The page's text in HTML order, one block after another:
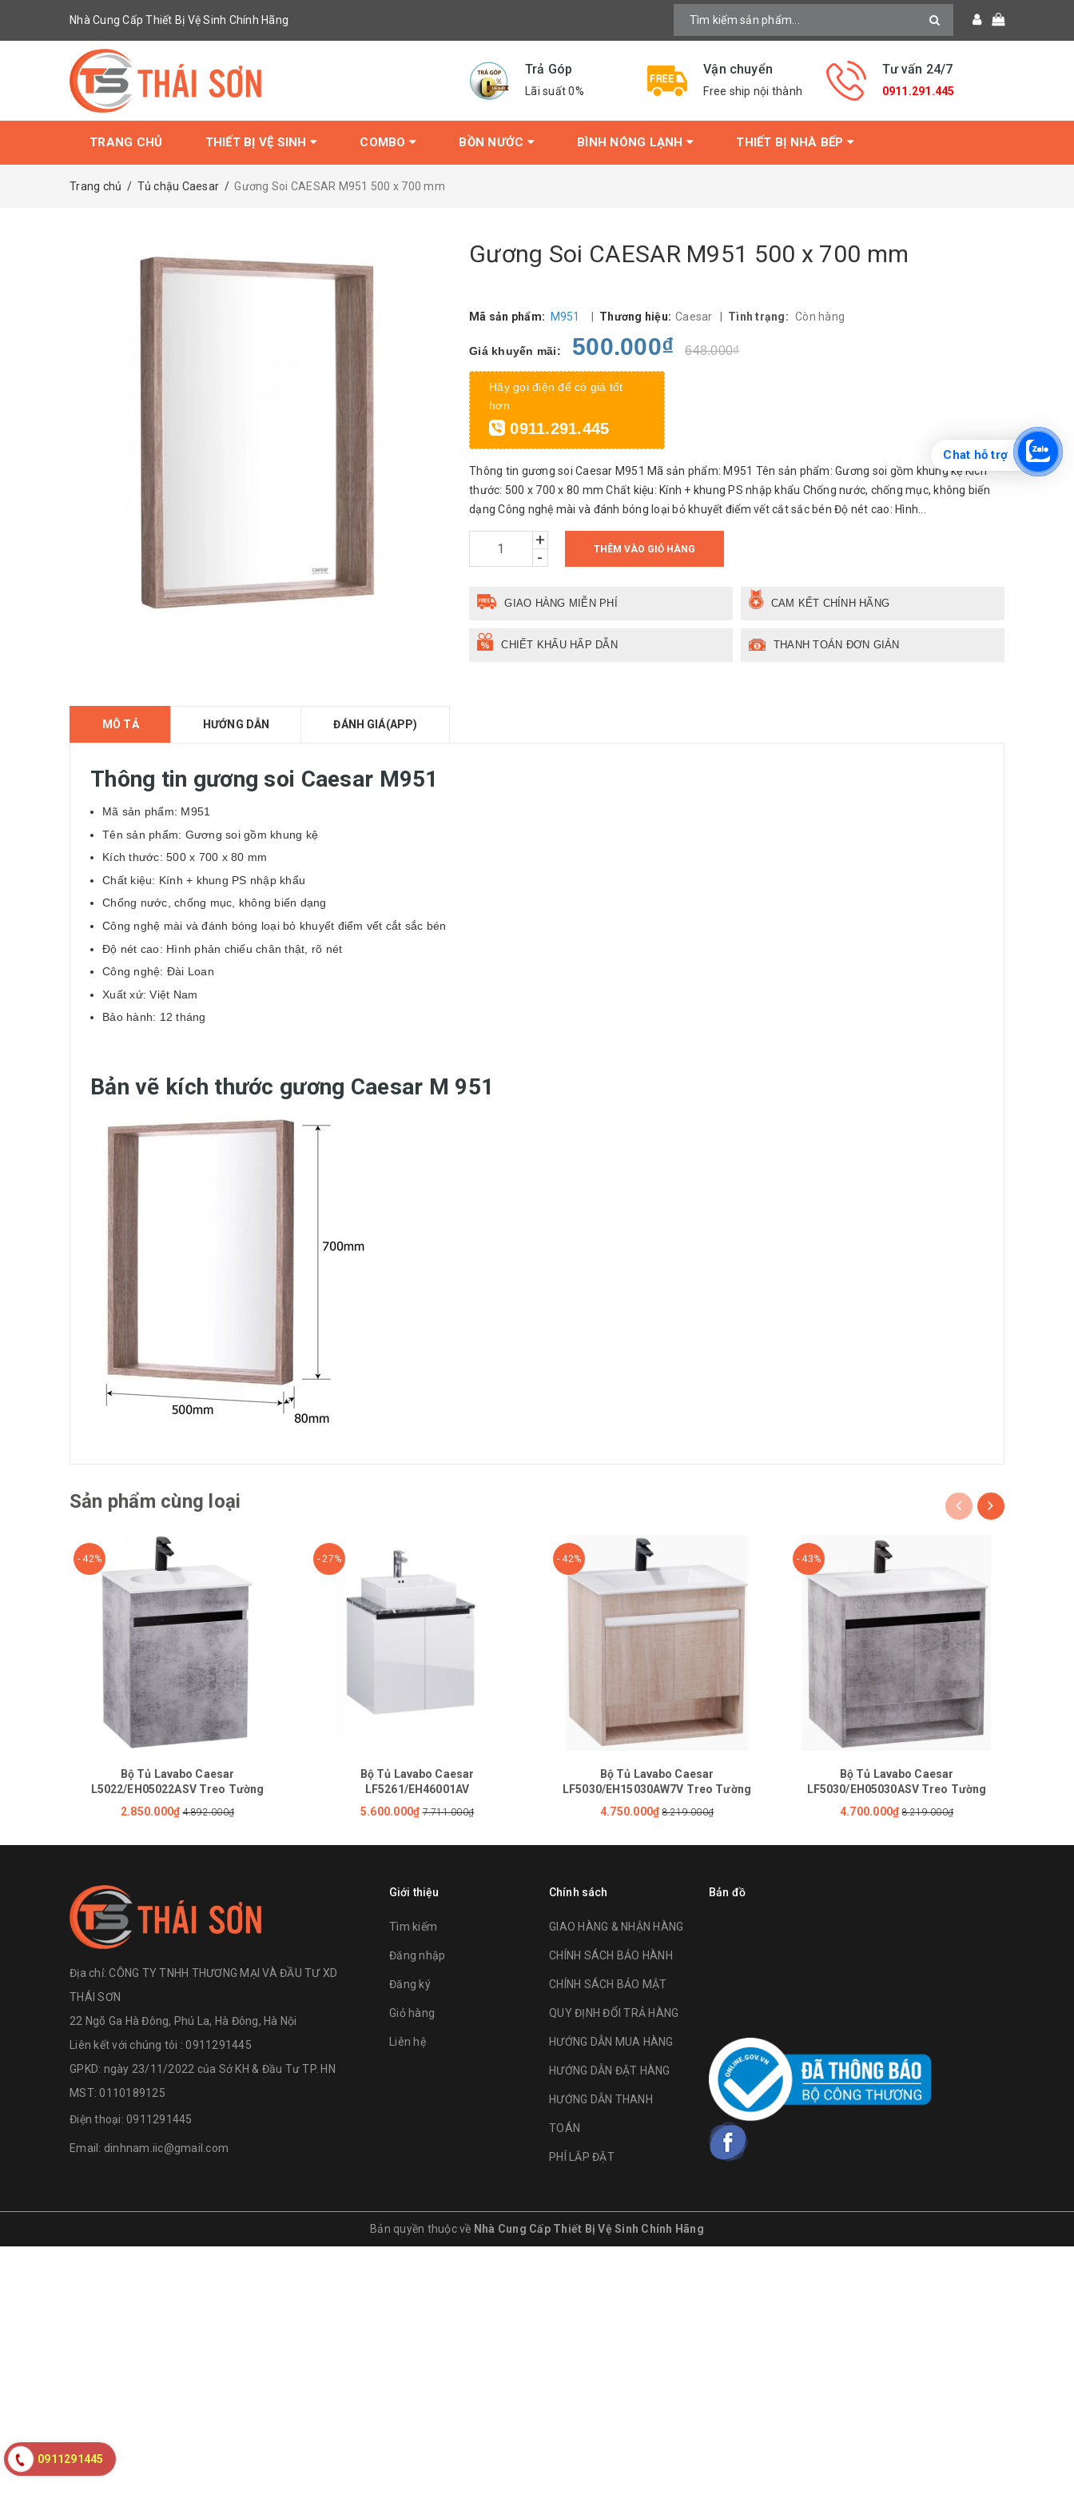
Nhà Cung Cấp Thiết Bị Vệ Sinh Chính Hãng
Trả Góp
Lãi suất 0%
Vận chuyển
Free ship nội thành
Tư vấn 24/7
0911.291.445
TRANG CHỦ THIẾT BỊ VỆ SINH COMBO BỒN NƯỚC BÌNH NÓNG LẠNH THIẾT BỊ NHÀ BẾP
Trang chủ / Tủ chậu Caesar / Gương Soi CAESAR M951 500 x 700 mm
Gương Soi CAESAR M951 500 x 700 mm
Mã sản phẩm: M951 Thương hiệu: Caesar Tình trạng: Còn hàng
Giá khuyến mãi: 500.000₫ 648.000₫
Hãy gọi điện để có giá tốt
hơn
0911.291.445
Thông tin gương soi Caesar M951 Mã sản phẩm: M951 Tên sản phẩm: Gương soi gồm khung kệ Kích
thước: 500 x 700 x 80 mm Chất kiệu: Kính + khung PS nhập khẩu Chống nước, chống mục, không biến
dạng Công nghệ mài và đánh bóng loại bỏ khuyết điểm vết cắt sắc bén Độ nét cao: Hình...
+
-
THÊM VÀO GIỎ HÀNG
GIAO HÀNG MIỄN PHÍ CAM KẾT CHÍNH HÃNG
CHIẾT KHẤU HẤP DẪN THANH TOÁN ĐƠN GIẢN
MÔ TẢ HƯỚNG DẪN ĐÁNH GIÁ(APP)
Thông tin gương soi Caesar M951
Mã sản phẩm: M951
Tên sản phẩm: Gương soi gồm khung kệ
Kích thước: 500 x 700 x 80 mm
Chất kiệu: Kính + khung PS nhập khẩu
Chống nước, chống mục, không biến dạng
Công nghệ mài và đánh bóng loại bỏ khuyết điểm vết cắt sắc bén
Độ nét cao: Hình phản chiếu chân thật, rõ nét
Công nghệ: Đài Loan
Xuất xứ: Việt Nam
Bảo hành: 12 tháng
Bản vẽ kích thước gương Caesar M 951
Sản phẩm cùng loại
- 42%
Bộ Tủ Lavabo Caesar
L5022/EH05022ASV Treo Tường
2.850.000₫ 4.892.000₫
- 27%
Bộ Tủ Lavabo Caesar
LF5261/EH46001AV
5.600.000₫ 7.711.000₫
- 42%
Bộ Tủ Lavabo Caesar
LF5030/EH15030AW7V Treo Tường
4.750.000₫ 8.219.000₫
- 43%
Bộ Tủ Lavabo Caesar
LF5030/EH05030ASV Treo Tường
4.700.000₫ 8.219.000₫
Địa chỉ:CÔNG TY TNHH THƯƠNG MẠI VÀ ĐẦU TƯ XD
THÁI SƠN
22 Ngõ Ga Hà Đông, Phú La, Hà Đông, Hà Nội
Liên kết với chúng tôi : 0911291445
GPKD: ngày 23/11/2022 của Sở KH & Đầu Tư TP. HN
MST: 0110189125
Điện thoại: 0911291445
Email: dinhnam.iic@gmail.com
Giới thiệu
Tìm kiếm
Đăng nhập
Đăng ký
Giỏ hàng
Liên hệ
Chính sách
GIAO HÀNG & NHẬN HÀNG
CHÍNH SÁCH BẢO HÀNH
CHÍNH SÁCH BẢO MẬT
QUY ĐỊNH ĐỔI TRẢ HÀNG
HƯỚNG DẪN MUA HÀNG
HƯỚNG DẪN ĐẶT HÀNG
HƯỚNG DẪN THANH
TOÁN
PHÍ LẮP ĐẶT
Bản đồ
Bản quyền thuộc về Nhà Cung Cấp Thiết Bị Vệ Sinh Chính Hãng
0911291445
Chat hỗ trợ